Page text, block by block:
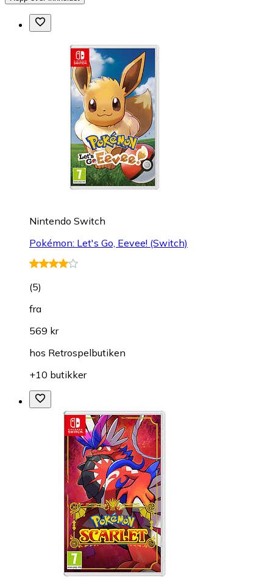
Nintendo Switch
Pokémon: Let's Go, Eevee! (Switch)
(5)
fra
569 kr
hos Retrospelbutiken
+10 butikker